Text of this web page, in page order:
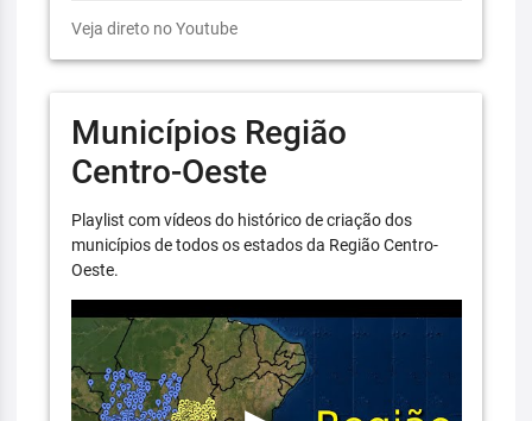
Veja direto no Youtube
Municípios Região
Centro-Oeste
Playlist com vídeos do histórico de criação dos
municípios de todos os estados da Região Centro-
Oeste.